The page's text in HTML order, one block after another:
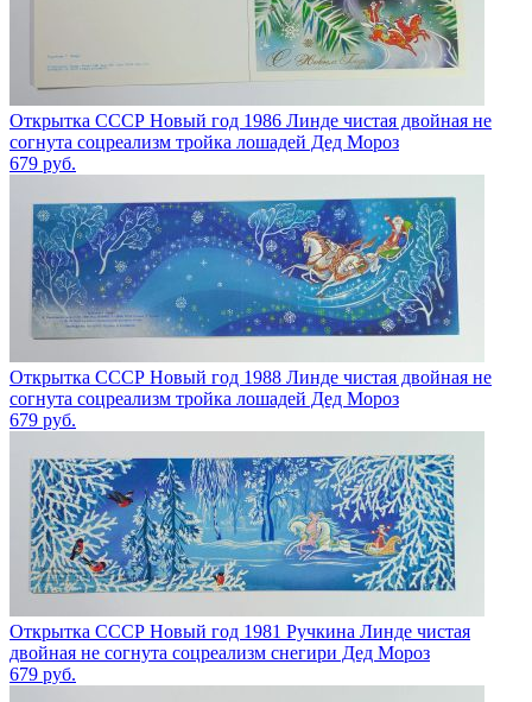
Открытка СССР Новый год 1986 Линде чистая двойная не
согнута соцреализм тройка лошадей Дед Мороз
679 руб.
Открытка СССР Новый год 1988 Линде чистая двойная не
согнута соцреализм тройка лошадей Дед Мороз
679 руб.
Открытка СССР Новый год 1981 Ручкина Линде чистая
двойная не согнута соцреализм снегири Дед Мороз
679 руб.